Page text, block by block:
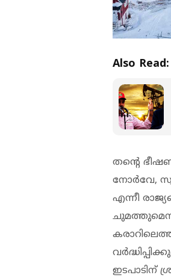
Also Read:
തന്റെ
നോര്‍വേ,
എന്നീ
ചുമത്തുമെന്ന്
ഇടപാടിന്